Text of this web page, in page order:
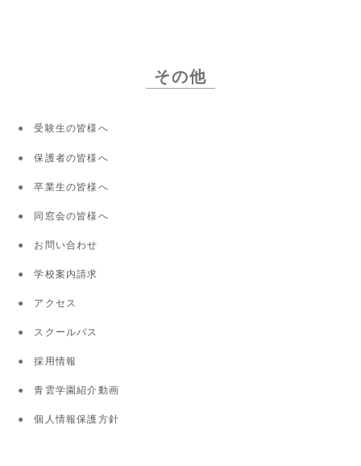
その他
受験生の皆様へ
保護者の皆様へ
卒業生の皆様へ
同窓会の皆様へ
お問い合わせ
学校案内請求
アクセス
スクールバス
採用情報
青雲学園紹介動画
個人情報保護方針